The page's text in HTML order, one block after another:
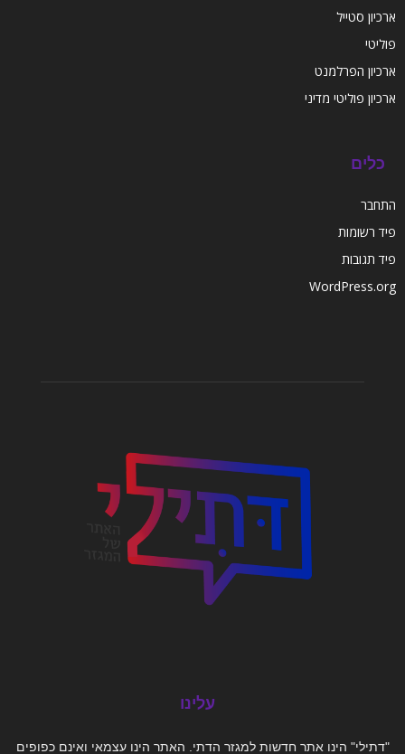
ארכיון סטייל
פוליטי
ארכיון הפרלמנט
ארכיון פוליטי מדיני
כלים
התחבר
פיד רשומות
פיד תגובות
WordPress.org
עלינו
"דתילי" הינו אתר חדשות למגזר הדתי. האתר הינו עצמאי ואינם כפופים